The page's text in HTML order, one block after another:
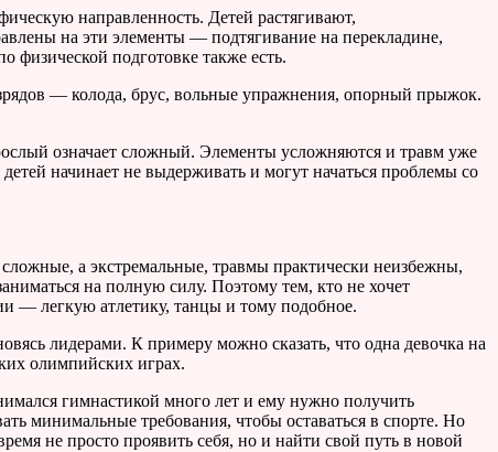
направленность. Детей растягивают,
на эти элементы — подтягивание на перекладине,
подготовке также есть.
— колода, брус, вольные упражнения, опорный прыжок.
означает сложный. Элементы усложняются и травм уже
начинает не выдерживать и могут начаться проблемы со
а экстремальные, травмы практически неизбежны,
на полную силу. Поэтому тем, кто не хочет
— легкую атлетику, танцы и тому подобное.
лидерами. К примеру можно сказать, что одна девочка на
олимпийских играх.
гимнастикой много лет и ему нужно получить
минимальные требования, чтобы оставаться в спорте. Но
не просто проявить себя, но и найти свой путь в новой